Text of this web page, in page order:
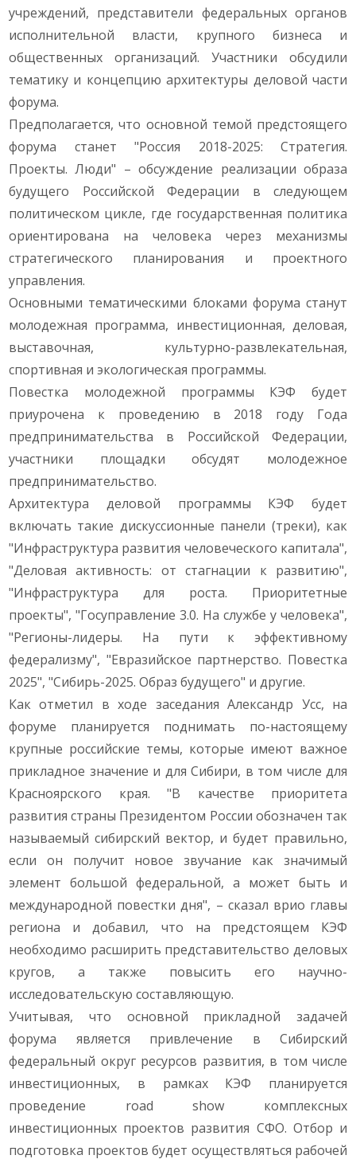
учреждений, представители федеральных органов
исполнительной власти, крупного бизнеса и
общественных организаций. Участники обсудили
тематику и концепцию архитектуры деловой части
форума.
Предполагается, что основной темой предстоящего
форума станет "Россия 2018-2025: Стратегия.
Проекты. Люди" – обсуждение реализации образа
будущего Российской Федерации в следующем
политическом цикле, где государственная политика
ориентирована на человека через механизмы
стратегического планирования и проектного
управления.
Основными тематическими блоками форума станут
молодежная программа, инвестиционная, деловая,
выставочная, культурно-развлекательная,
спортивная и экологическая программы.
Повестка молодежной программы КЭФ будет
приурочена к проведению в 2018 году Года
предпринимательства в Российской Федерации,
участники площадки обсудят молодежное
предпринимательство.
Архитектура деловой программы КЭФ будет
включать такие дискуссионные панели (треки), как
"Инфраструктура развития человеческого капитала",
"Деловая активность: от стагнации к развитию",
"Инфраструктура для роста. Приоритетные
проекты", "Госуправление 3.0. На службе у человека",
"Регионы-лидеры. На пути к эффективному
федерализму", "Евразийское партнерство. Повестка
2025", "Сибирь-2025. Образ будущего" и другие.
Как отметил в ходе заседания Александр Усс, на
форуме планируется поднимать по-настоящему
крупные российские темы, которые имеют важное
прикладное значение и для Сибири, в том числе для
Красноярского края. "В качестве приоритета
развития страны Президентом России обозначен так
называемый сибирский вектор, и будет правильно,
если он получит новое звучание как значимый
элемент большой федеральной, а может быть и
международной повестки дня", – сказал врио главы
региона и добавил, что на предстоящем КЭФ
необходимо расширить представительство деловых
кругов, а также повысить его научно-
исследовательскую составляющую.
Учитывая, что основной прикладной задачей
форума является привлечение в Сибирский
федеральный округ ресурсов развития, в том числе
инвестиционных, в рамках КЭФ планируется
проведение road show комплексных
инвестиционных проектов развития СФО. Отбор и
подготовка проектов будет осуществляться рабочей